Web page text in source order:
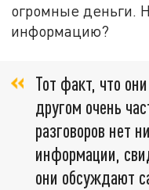
огромные деньги.
информацию?
Тот факт, что
другом очень
разговоров нет
информации,
они обсуждают